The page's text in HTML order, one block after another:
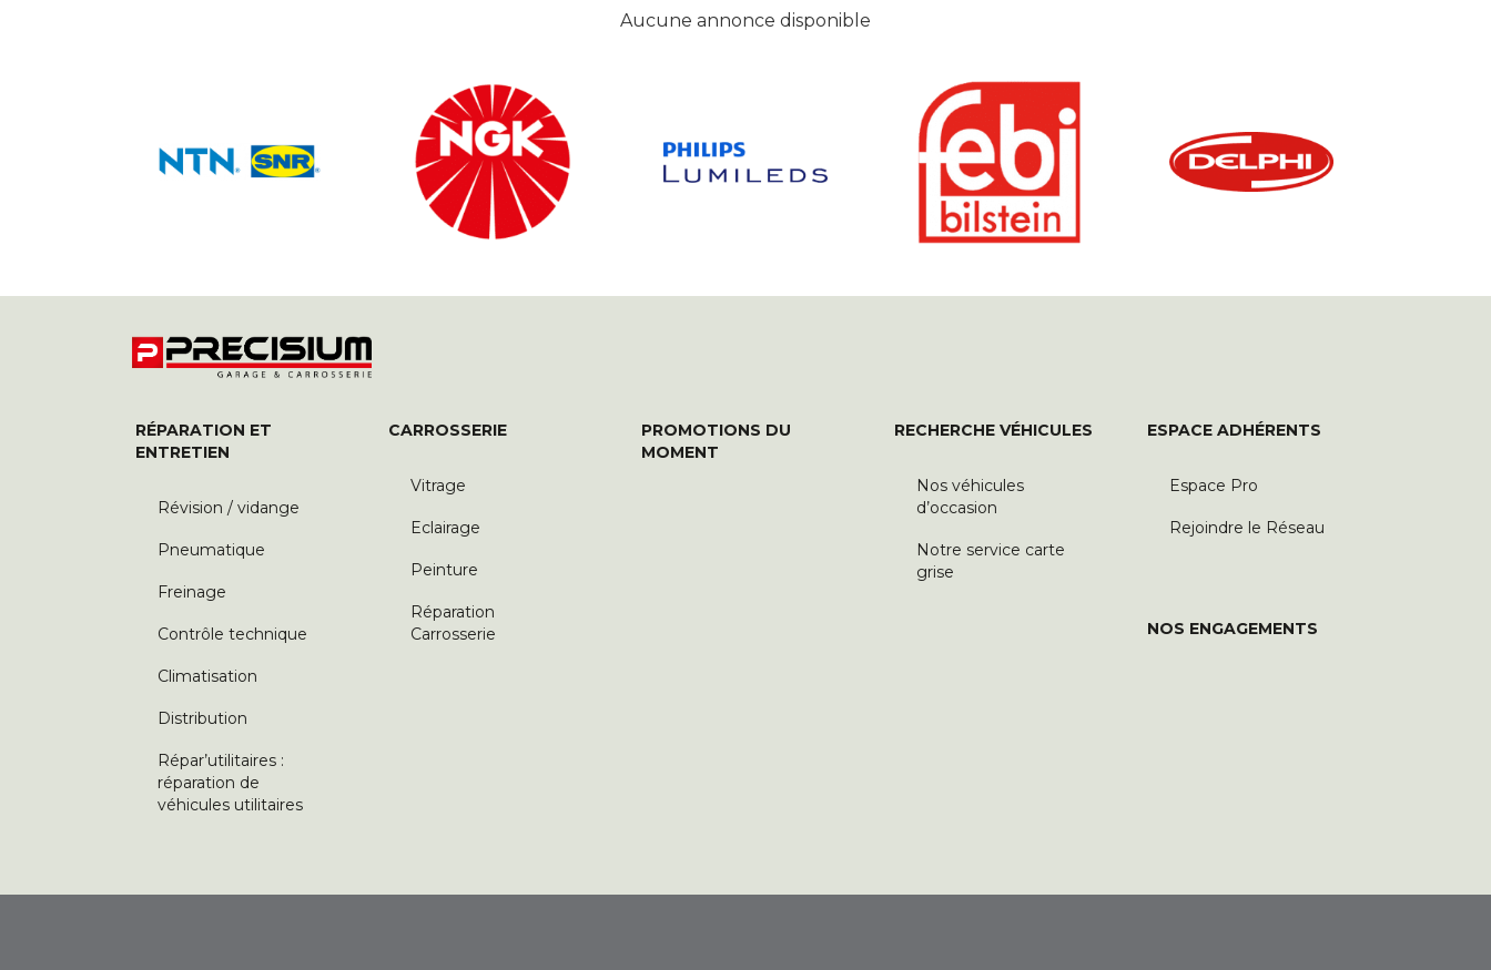
Aucune annonce disponible
RÉPARATION ET
ENTRETIEN
Révision / vidange
Pneumatique
Freinage
Contrôle technique
Climatisation
Distribution
Répar’utilitaires :
réparation de
véhicules utilitaires
CARROSSERIE
Vitrage
Eclairage
Peinture
Réparation
Carrosserie
PROMOTIONS DU
MOMENT
RECHERCHE VÉHICULES
Nos véhicules
d’occasion
Notre service carte
grise
ESPACE ADHÉRENTS
Espace Pro
Rejoindre le Réseau
NOS ENGAGEMENTS